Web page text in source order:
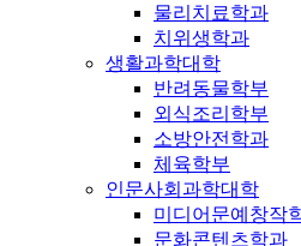
물리치료학과
치위생학과
생활과학대학
반려동물학부
외식조리학부
소방안전학과
체육학부
인문사회과학대학
미디어문예창작
문화콘텐츠학과